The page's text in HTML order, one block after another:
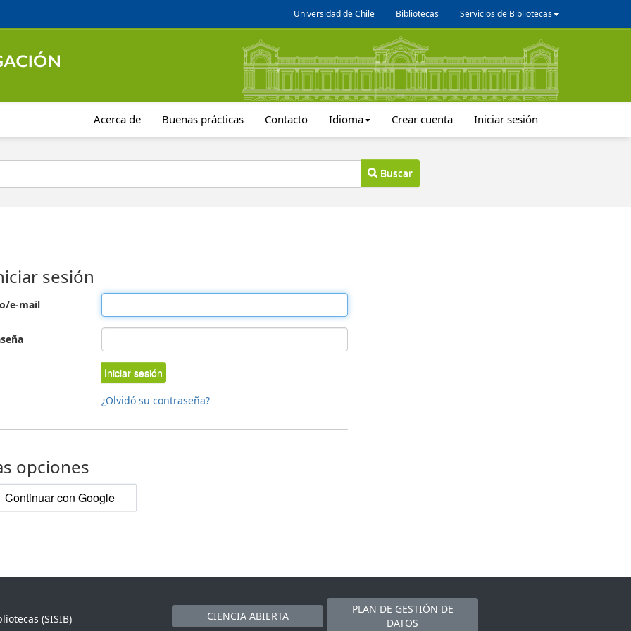
Universidad de Chile Bibliotecas Servicios de Bibliotecas
Acerca de Buenas prácticas Contacto Idioma Crear cuenta Iniciar sesión
Buscar
sesión
e-mail
Iniciar sesión
¿Olvidó su contraseña?
opciones
Continuar con Google
(SISIB)
CIENCIA ABIERTA
PLAN DE GESTIÓN DE
DATOS